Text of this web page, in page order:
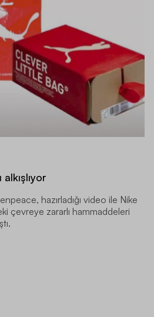
hazırladığı video ile Nike
çevreye zararlı hammaddeleri